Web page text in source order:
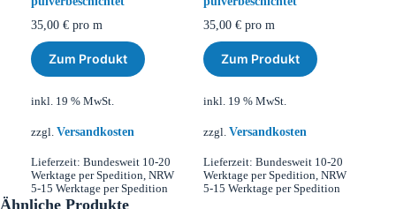
35,00 € pro m
Zum Produkt
inkl. 19 % MwSt.
zzgl. Versandkosten
Lieferzeit: Bundesweit 10-20
Werktage per Spedition, NRW
5-15 Werktage per Spedition
35,00 €pro m
Zum Produkt
inkl. 19 % MwSt.
zzgl. Versandkosten
Lieferzeit: Bundesweit 10-20
Werktage per Spedition, NRW
5-15 Werktage per Spedition
Ähnliche Produkte